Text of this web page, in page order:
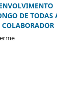
DE TODAS